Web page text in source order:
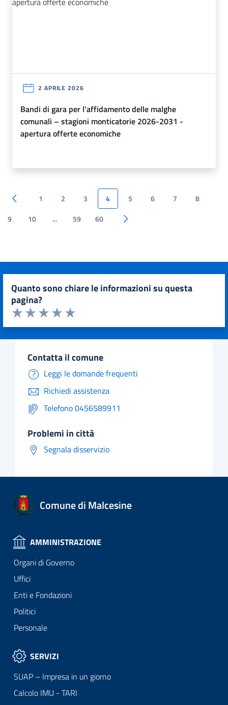
2 APRILE 2026
bandi di gara per l'affidamento delle malghe
comunali – stagioni monticatorie 2026-2031 -
apertura offerte economiche
Pagina precedente
1 2 3 4 5 6 7
8
9
10 ... 59 60 Pagina successiva
quanto sono chiare le informazioni su questa
pagina?
Valuta da 1 a 5 stelle la pagina
Valuta 5 stelle su 5
Valuta 4 stelle su 5
Valuta 3 stelle su 5
Valuta 2 stelle su 5
Valuta 1 stelle su 5
contatta il comune
Leggi le domande frequenti
Richiedi assistenza
Telefono 0456589911
problemi in città
Segnala disservizio
Comune di Malcesine
AMMINISTRAZIONE
Organi di Governo
Uffici
Enti e Fondazioni
Politici
Personale
SERVIZI
SUAP – Impresa in un giorno
Calcolo IMU - TARI